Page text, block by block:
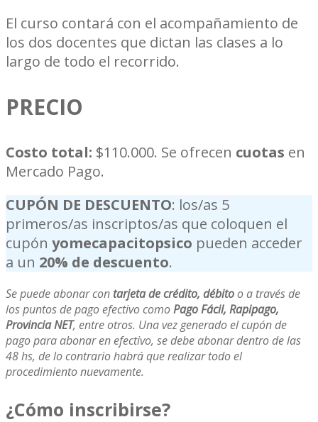
El curso contará con el acompañamiento de
los dos docentes que dictan las clases a lo
largo de todo el recorrido.
PRECIO
Costo total: $110.000. Se ofrecen cuotas en
Mercado Pago.
CUPÓN DE DESCUENTO: los/as 5
primeros/as inscriptos/as que coloquen el
cupón yomecapacitopsico pueden acceder
a un 20% de descuento.
Se puede abonar contarjeta de crédito, débitoo a través de
los puntos de pago efectivo comoPago Fácil, Rapipago,
Provincia NET, entre otros. Una vez generado el cupón de
pago para abonar en efectivo, se debe abonar dentro de las
48 hs, de lo contrario habrá que realizar todo el
procedimiento nuevamente.
¿Cómo inscribirse?